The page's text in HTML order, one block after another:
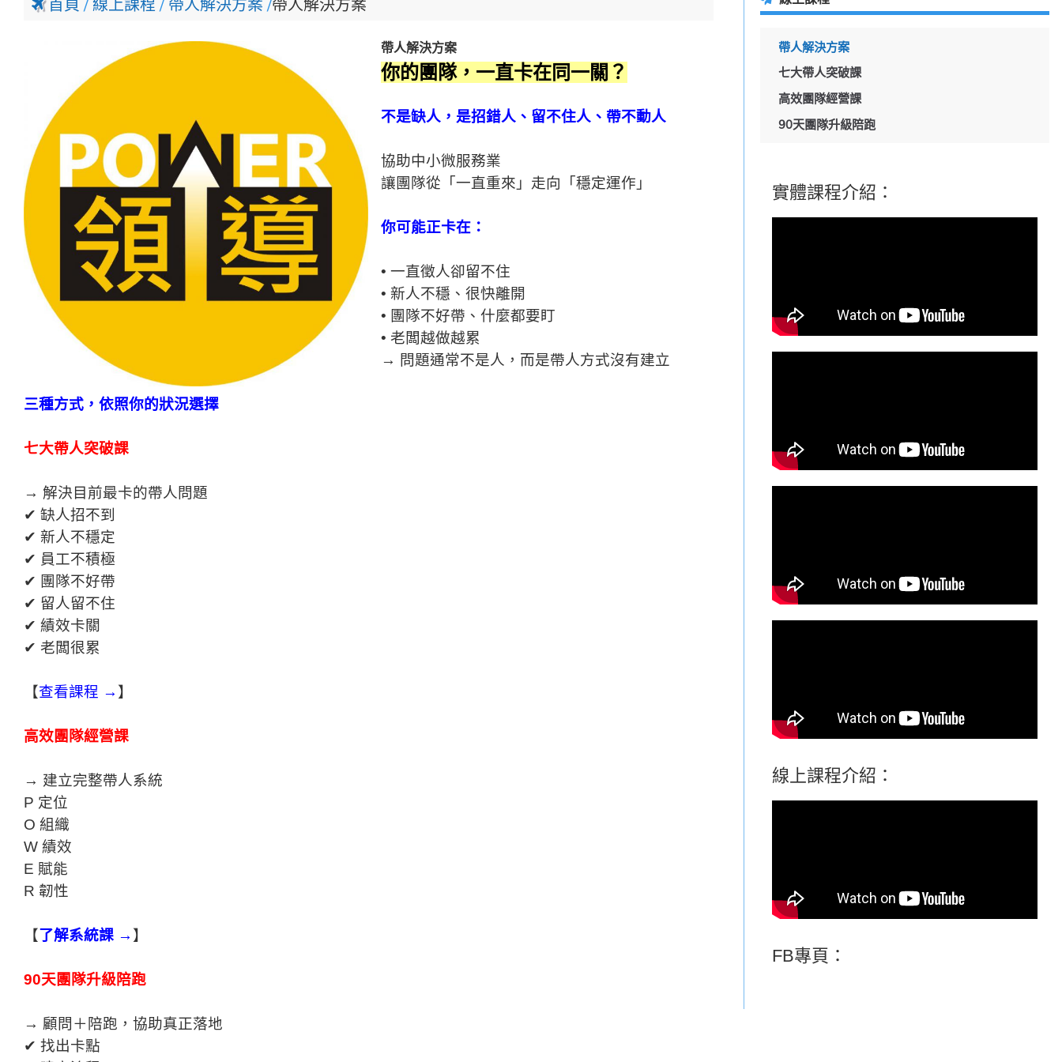
帶人解決方案
七大帶人突破課
高效團隊經營課
90天團隊升級陪跑
實體課程介紹：
線上課程介紹：
FB專頁：
首頁 線上課程 帶人解決方案 帶人解決方案
帶人解決方案
你的團隊，一直卡在同一關？
不是缺人，是招錯人、留不住人、帶不動人
協助中小微服務業
讓團隊從「一直重來」走向「穩定運作」
你可能正卡在：
• 一直徵人卻留不住
• 新人不穩、很快離開
• 團隊不好帶、什麼都要盯
• 老闆越做越累
→ 問題通常不是人，而是帶人方式沒有建立
三種方式，依照你的狀況選擇
七大帶人突破課
→ 解決目前最卡的帶人問題
✔ 缺人招不到
✔ 新人不穩定
✔ 員工不積極
✔ 團隊不好帶
✔ 留人留不住
✔ 績效卡關
✔ 老闆很累
【查看課程 → 】
高效團隊經營課
→ 建立完整帶人系統
P 定位
O 組織
W 績效
E 賦能
R 韌性
【了解系統課 → 】
90天團隊升級陪跑
→ 顧問＋陪跑，協助真正落地
✔ 找出卡點